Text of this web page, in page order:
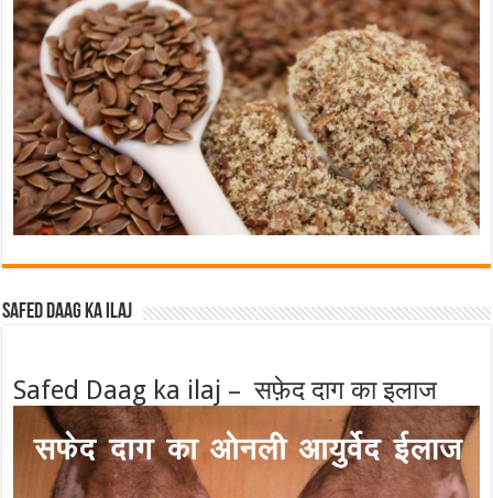
Safed Daag ka ilaj
Safed Daag ka ilaj – सफ़ेद दाग का इलाज